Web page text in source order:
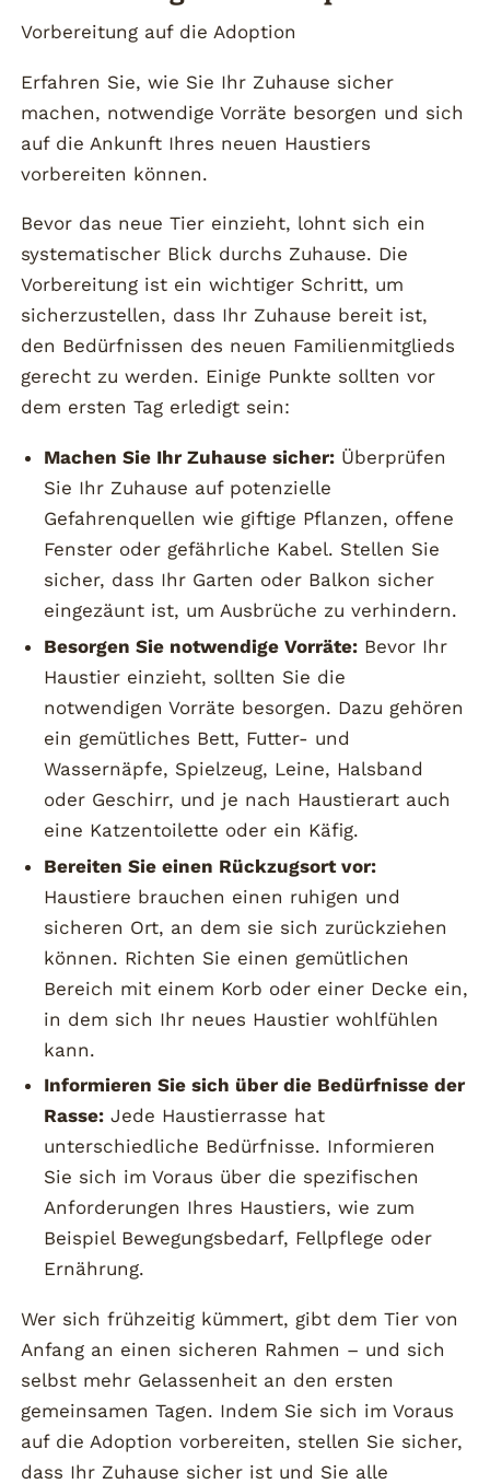
Vorbereitung auf die Adoption
Erfahren Sie, wie Sie Ihr Zuhause sicher
machen, notwendige Vorräte besorgen und sich
auf die Ankunft Ihres neuen Haustiers
vorbereiten können.
Bevor das neue Tier einzieht, lohnt sich ein
systematischer Blick durchs Zuhause. Die
Vorbereitung ist ein wichtiger Schritt, um
sicherzustellen, dass Ihr Zuhause bereit ist,
den Bedürfnissen des neuen Familienmitglieds
gerecht zu werden. Einige Punkte sollten vor
dem ersten Tag erledigt sein:
Machen Sie Ihr Zuhause sicher:Überprüfen
Sie Ihr Zuhause auf potenzielle
Gefahrenquellen wie giftige Pflanzen, offene
Fenster oder gefährliche Kabel. Stellen Sie
sicher, dass Ihr Garten oder Balkon sicher
eingezäunt ist, um Ausbrüche zu verhindern.
Besorgen Sie notwendige Vorräte:Bevor Ihr
Haustier einzieht, sollten Sie die
notwendigen Vorräte besorgen. Dazu gehören
ein gemütliches Bett, Futter- und
Wassernäpfe, Spielzeug, Leine, Halsband
oder Geschirr, und je nach Haustierart auch
eine Katzentoilette oder ein Käfig.
Bereiten Sie einen Rückzugsort vor:
Haustiere brauchen einen ruhigen und
sicheren Ort, an dem sie sich zurückziehen
können. Richten Sie einen gemütlichen
Bereich mit einem Korb oder einer Decke ein,
in dem sich Ihr neues Haustier wohlfühlen
kann.
Informieren Sie sich über die Bedürfnisse der
Rasse:Jede Haustierrasse hat
unterschiedliche Bedürfnisse. Informieren
Sie sich im Voraus über die spezifischen
Anforderungen Ihres Haustiers, wie zum
Beispiel Bewegungsbedarf, Fellpflege oder
Ernährung.
Wer sich frühzeitig kümmert, gibt dem Tier von
Anfang an einen sicheren Rahmen – und sich
selbst mehr Gelassenheit an den ersten
gemeinsamen Tagen. Indem Sie sich im Voraus
auf die Adoption vorbereiten, stellen Sie sicher,
dass Ihr Zuhause sicher ist und Sie alle